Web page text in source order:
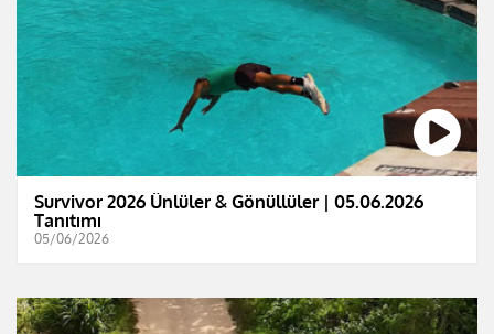
Survivor 2026 Ünlüler & Gönüllüler | 05.06.2026
Tanıtımı
05/06/2026